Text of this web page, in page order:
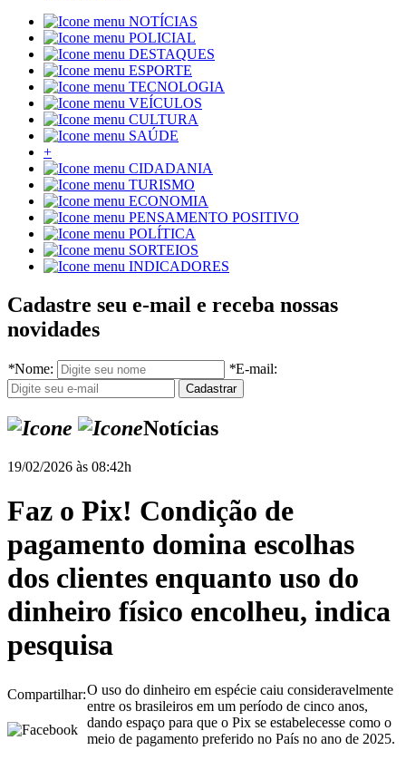
NOTÍCIAS
POLICIAL
DESTAQUES
ESPORTE
TECNOLOGIA
VEÍCULOS
CULTURA
SAÚDE
+
CIDADANIA
TURISMO
ECONOMIA
PENSAMENTO POSITIVO
POLÍTICA
SORTEIOS
INDICADORES
Cadastre seu e-mail e receba nossas
novidades
*Nome: *E-mail:
Notícias
19/02/2026 às 08:42h
Faz o Pix! Condição de
pagamento domina escolhas
dos clientes enquanto uso do
dinheiro físico encolheu, indica
pesquisa
Compartilhar:O uso do dinheiro em espécie caiu consideravelmente
entre os brasileiros em um período de cinco anos,
dando espaço para que o Pix se estabelecesse como o
meio de pagamento preferido no País no ano de 2025.